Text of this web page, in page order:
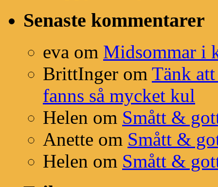
Senaste kommentarer
eva om Midsommar i
BrittInger om Tänk
fanns så mycket kul
Helen om Smått &
Anette om Smått &
Helen om Smått &